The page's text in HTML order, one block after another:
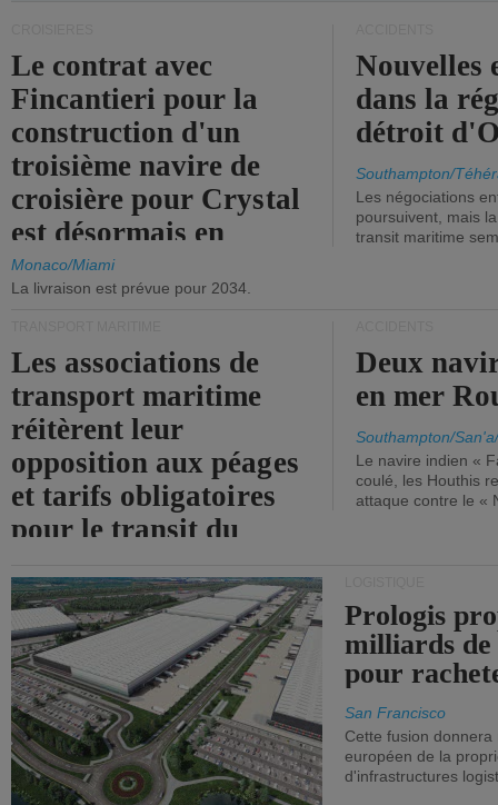
Le contrat avec
Fincantieri pour la
construction d'un
troisième navire de
croisière pour Crystal
est désormais en
vigueur.
Monaco/Miami
La livraison est prévue pour 2034.
Nouvelles
dans la
détroit
Southampton/
Les négociations
poursuivent, mais
transit maritime
Les associations de
transport maritime
réitèrent leur
opposition aux péages
et tarifs obligatoires
pour le transit du
Deux
en mer
Southampton/
Le navire indien «
coulé, les Houthis
attaque contre le «
Prologis
milliards
pour
San Francisco
Cette fusion
européen de la
d'infrastructures